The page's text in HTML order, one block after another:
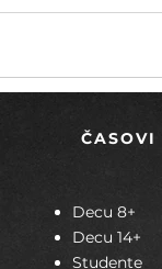
Decu 8+
Decu 14+
Studente